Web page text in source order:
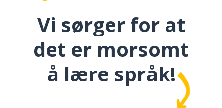
Vi sørger for at
det er morsomt
å lære språk!